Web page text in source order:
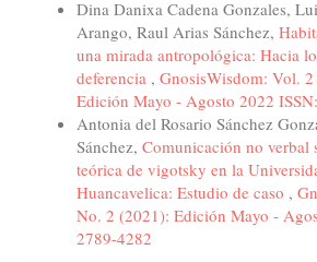
Dina Danixa Cadena Gonzales,
Arango, Raul Arias Sánchez,
una mirada antropológica: Hacia
deferencia , GnosisWisdom: Vol.
Edición Mayo - Agosto 2022
Antonia del Rosario Sánchez
Sánchez, Comunicación no verbal
teórica de vigotsky en la
Huancavelica: Estudio de caso ,
No. 2 (2021): Edición Mayo -
2789-4282